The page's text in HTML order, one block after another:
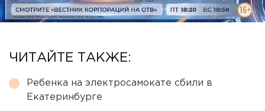
ЧИТАЙТЕ ТАКЖЕ:
Ребенка на электросамокате сбили в
Екатеринбурге